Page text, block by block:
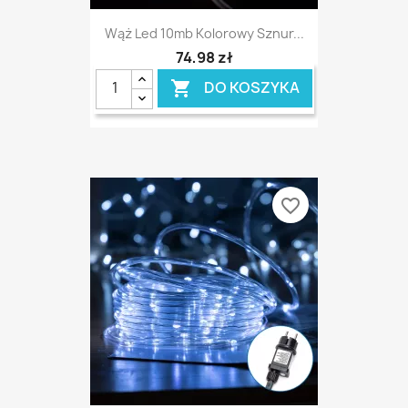
Wąż Led 10mb Kolorowy Sznur...
74,98 zł
 DO KOSZYKA
favorite_border